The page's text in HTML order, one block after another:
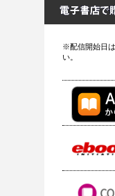
※配信開始日
い。